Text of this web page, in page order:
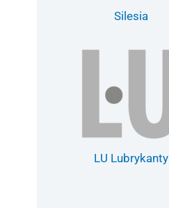
Silesia
LU Lubrykanty